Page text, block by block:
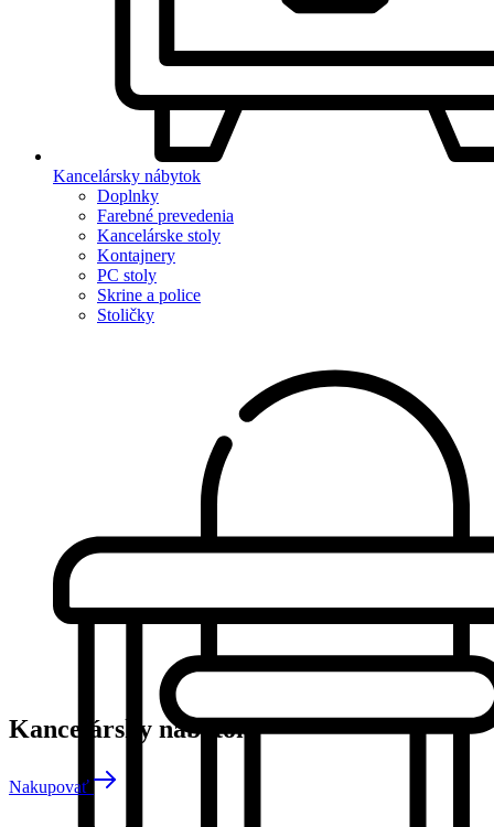
Kancelársky nábytok
Doplnky
Farebné prevedenia
Kancelárske stoly
Kontajnery
PC stoly
Skrine a police
Stoličky
Kancelársky nábytok
Nakupovať